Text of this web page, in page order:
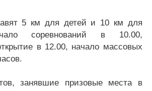
5 км для детей и 10 км для
соревнований в 10.00,
в 12.00, начало массовых
занявшие призовые места в